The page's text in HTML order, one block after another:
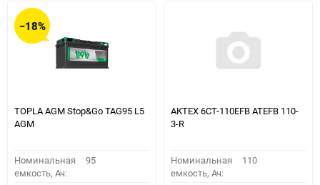
−18%
TOPLA AGM Stop&Go TAG95 L5
AGM
Номинальная
емкость, Ач:
95
АКТЕХ 6СТ-110EFB ATEFB 110-
3-R
Номинальная
емкость, Ач:
110